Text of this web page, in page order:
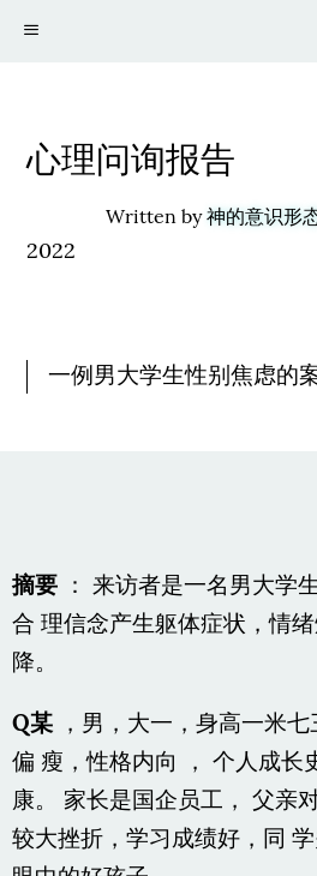
心理问询报告
Written by神的意识形
2022
一例男大学生性别焦虑的
摘要： 来访者是一名男大学
合 理信念产生躯体症状，情
降。
Q某，男，大一，身高一米
偏 瘦，性格内向 ， 个人成长
康。 家长是国企员工， 父亲
较大挫折，学习成绩好，同